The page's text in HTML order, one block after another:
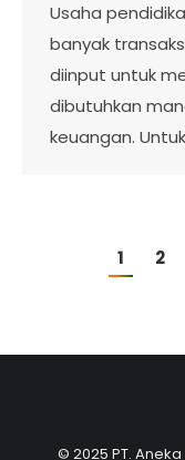
Usaha
banyak
diinput untuk
dibutuhkan
keuangan.
1 2
© 2025 PT.